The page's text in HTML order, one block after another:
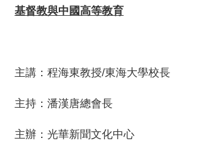
基督教與中國高等教育
主講：程海東教授/東海大學校長
主持：潘漢唐總會長
主辦：光華新聞文化中心